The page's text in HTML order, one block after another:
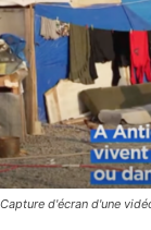
Capture d'écran d'une